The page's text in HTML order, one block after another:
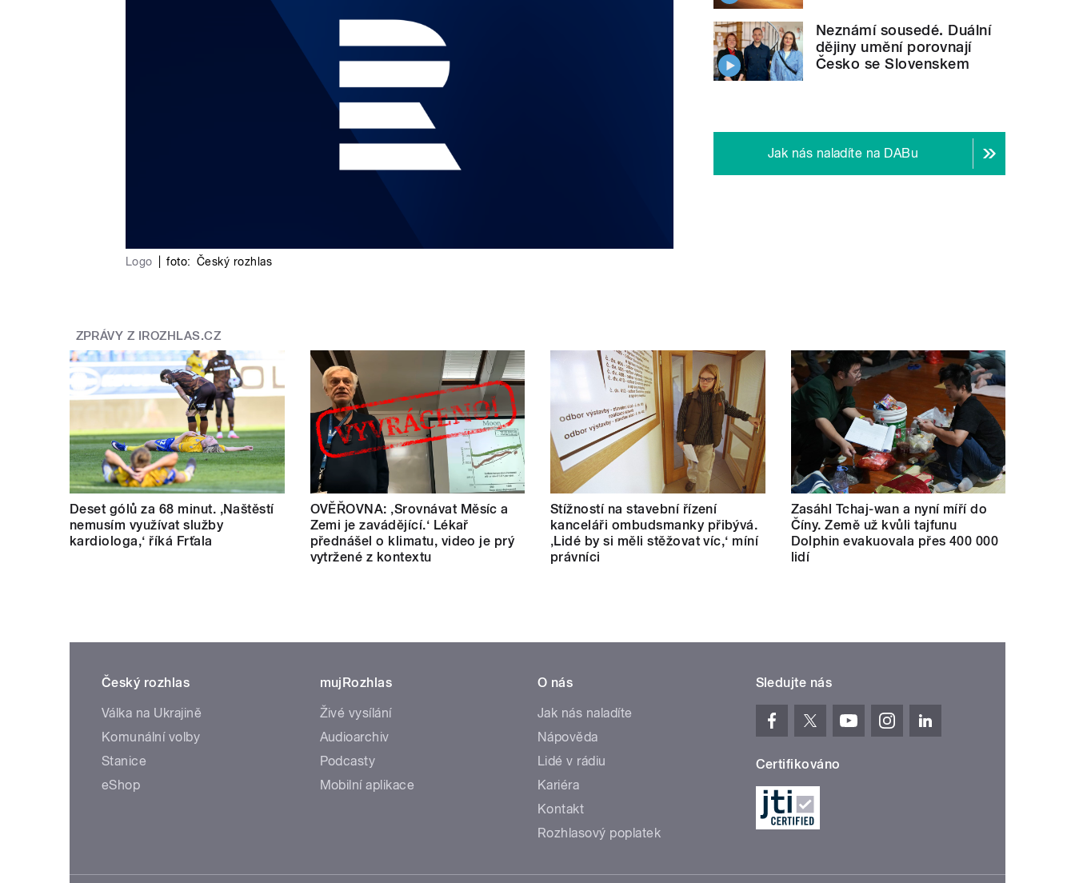
Logo foto: Český rozhlas
Neznámí sousedé. Duální
dějiny umění porovnají
Česko se Slovenskem
Jak nás naladíte na DABu
ZPRÁVY Z IROZHLAS.CZ
Deset gólů za 68 minut. ,Naštěstí
nemusím využívat služby
kardiologa,‘ říká Frťala
OVĚŘOVNA: ‚Srovnávat Měsíc a
Zemi je zavádějící.‘ Lékař
přednášel o klimatu, video je prý
vytržené z kontextu
Stížností na stavební řízení
kanceláři ombudsmanky přibývá.
‚Lidé by si měli stěžovat víc,‘ míní
právníci
Zasáhl Tchaj-wan a nyní míří do
Číny. Země už kvůli tajfunu
Dolphin evakuovala přes 400 000
lidí
Český rozhlas
Válka na Ukrajině
Komunální volby
Stanice
eShop
mujRozhlas
Živé vysílání
Audioarchiv
Podcasty
Mobilní aplikace
O nás
Jak nás naladíte
Nápověda
Lidé v rádiu
Kariéra
Kontakt
Rozhlasový poplatek
Sledujte nás
Certifikováno